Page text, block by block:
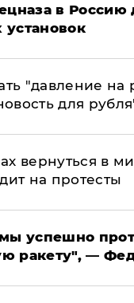
в
установок
"давление на
для
вернуться в
на протесты
успешно
ракету", —